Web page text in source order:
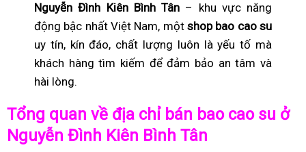
Nguyễn Đình Kiên Bình Tân – khu vực năng
động bậc nhất Việt Nam, một shop bao cao su
uy tín, kín đáo, chất lượng luôn là yếu tố mà
khách hàng tìm kiếm để đảm bảo an tâm và
hài lòng.
Tổng quan về địa chỉ bán bao cao su ở
Nguyễn Đình Kiên Bình Tân